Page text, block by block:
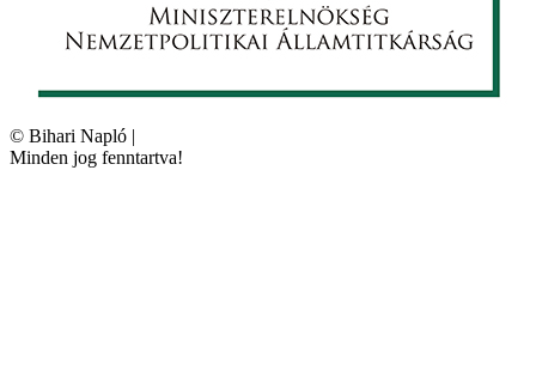
© Bihari Napló |
Minden jog fenntartva!